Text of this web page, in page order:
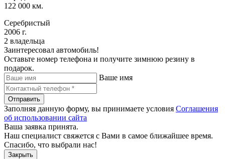
122 000 км.
Серебристый
2006 г.
2 владельца
Заинтересовал автомобиль!
Оставьте номер телефона и получите зимнюю резину в
подарок.
Ваше имя
Отправить
Заполняя данную форму, вы принимаете условия Соглашения
об использовании сайта
Ваша заявка принята.
Наш специалист свяжется с Вами в самое ближайшее время.
Спасибо, что выбрали нас!
Закрыть